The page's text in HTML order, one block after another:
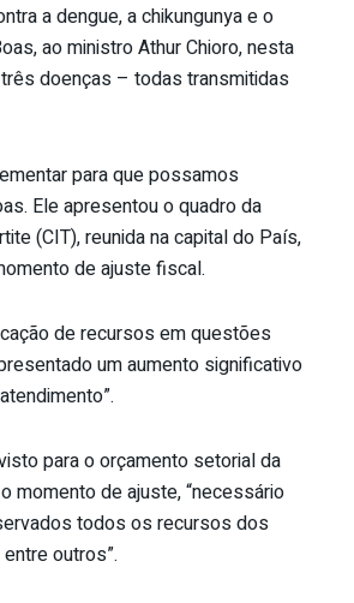
a dengue, a chikungunya e o
ao ministro Athur Chioro, nesta
doenças – todas transmitidas
para que possamos
Ele apresentou o quadro da
(CIT), reunida na capital do País,
de ajuste fiscal.
de recursos em questões
um aumento significativo
para o orçamento setorial da
momento de ajuste, “necessário
todos os recursos dos
outros”.